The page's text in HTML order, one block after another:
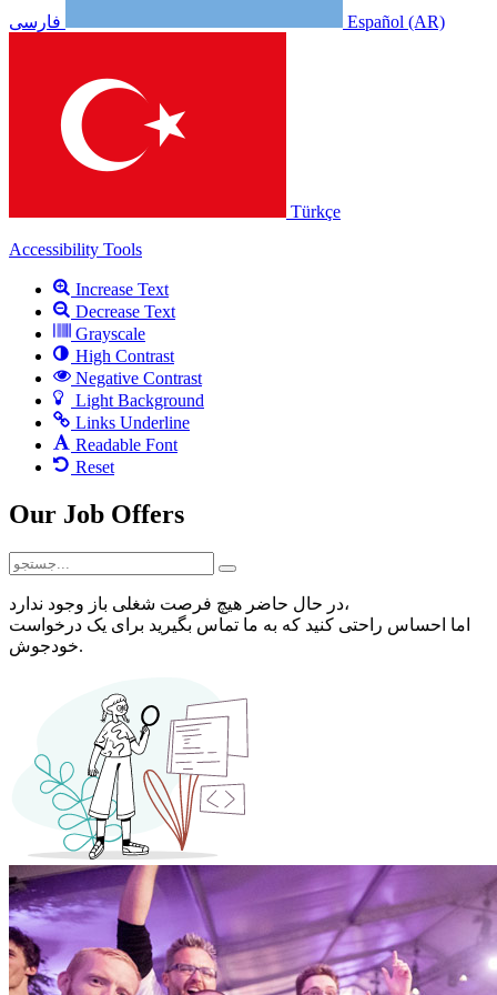
فارسی Español (AR)
Türkçe
Accessibility Tools
Increase Text
Decrease Text
Grayscale
High Contrast
Negative Contrast
Light Background
Links Underline
Readable Font
Reset
Our Job Offers
در حال حاضر هیچ فرصت شغلی باز وجود ندارد،
اما احساس راحتی کنید که به ما تماس بگیرید برای یک درخواست
خودجوش.